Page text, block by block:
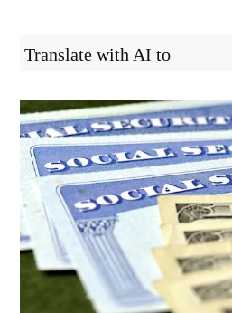
Translate with AI to